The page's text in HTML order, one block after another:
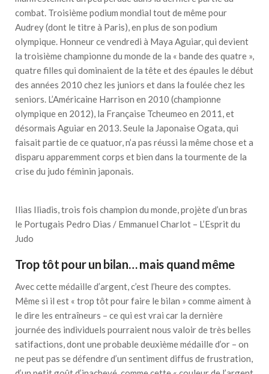
combat. Troisième podium mondial tout de même pour
Audrey (dont le titre à Paris), en plus de son podium
olympique. Honneur ce vendredi à Maya Aguiar, qui devient
la troisième championne du monde de la « bande des quatre »,
quatre filles qui dominaient de la tête et des épaules le début
des années 2010 chez les juniors et dans la foulée chez les
seniors. L’Américaine Harrison en 2010 (championne
olympique en 2012), la Française Tcheumeo en 2011, et
désormais Aguiar en 2013. Seule la Japonaise Ogata, qui
faisait partie de ce quatuor, n’a pas réussi la même chose et a
disparu apparemment corps et bien dans la tourmente de la
crise du judo féminin japonais.
Ilias Iliadis, trois fois champion du monde, projète d’un bras
le Portugais Pedro Dias / Emmanuel Charlot – L’Esprit du
Judo
Trop tôt pour un bilan… mais quand même
Avec cette médaille d’argent, c’est l’heure des comptes.
Même si il est « trop tôt pour faire le bilan » comme aiment à
le dire les entraîneurs – ce qui est vrai car la dernière
journée des individuels pourraient nous valoir de très belles
satifactions, dont une probable deuxième médaille d’or – on
ne peut pas se défendre d’un sentiment diffus de frustration,